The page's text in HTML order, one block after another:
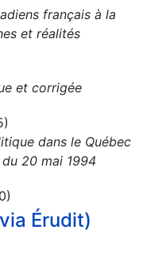
français à la
et réalités
et corrigée
dans le Québec
20 mai 1994
Érudit)